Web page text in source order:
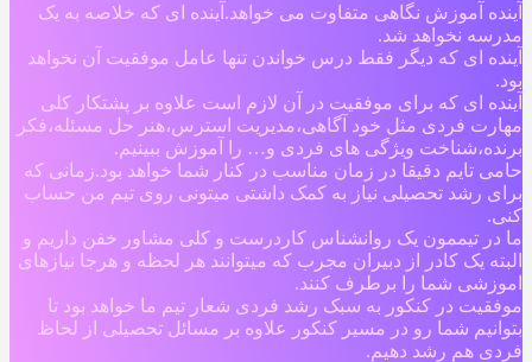
آینده آموزش نگاهی متفاوت می خواهد.آینده ای که خلاصه به یک
مدرسه نخواهد شد.
آینده ای که دیگر فقط درس خواندن تنها عامل موفقیت آن نخواهد
بود.
آینده ای که برای موفقیت در آن لازم است علاوه بر پشتکار کلی
مهارت فردی مثل خود آگاهی،مدیریت استرس،هنر حل مسئله،فکر
برنده،شناخت ویژگی های فردی و… را آموزش ببینیم.
حامی تایم دقیقا در زمان مناسب در کنار شما خواهد بود.زمانی که
برای رشد تحصیلی نیاز به کمک داشتی میتونی روی تیم من حساب
کنی.
ما در تیممون یک روانشناس کاردرست و کلی مشاور خفن داریم و
البته یک کادر از دبیران مجرب که میتوانند هر لحظه و هرجا نیازهای
اموزشی شما را برطرف کنند.
موفقیت در کنکور به سبک رشد فردی شعار تیم ما خواهد بود تا
بتوانیم شما رو در مسیر کنکور علاوه بر مسائل تحصیلی از لحاظ
فردی هم رشد دهیم.